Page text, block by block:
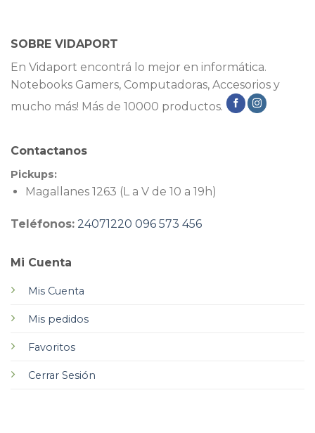
SOBRE VIDAPORT
En Vidaport encontrá lo mejor en informática.
Notebooks Gamers, Computadoras, Accesorios y
mucho más! Más de 10000 productos.
Mi Cuenta
Mis Cuenta
Mis pedidos
Favoritos
Cerrar Sesión
Contactanos
Pickups:
Magallanes 1263 (L a V de 10 a 19h)
Teléfonos: 24071220 096 573 456